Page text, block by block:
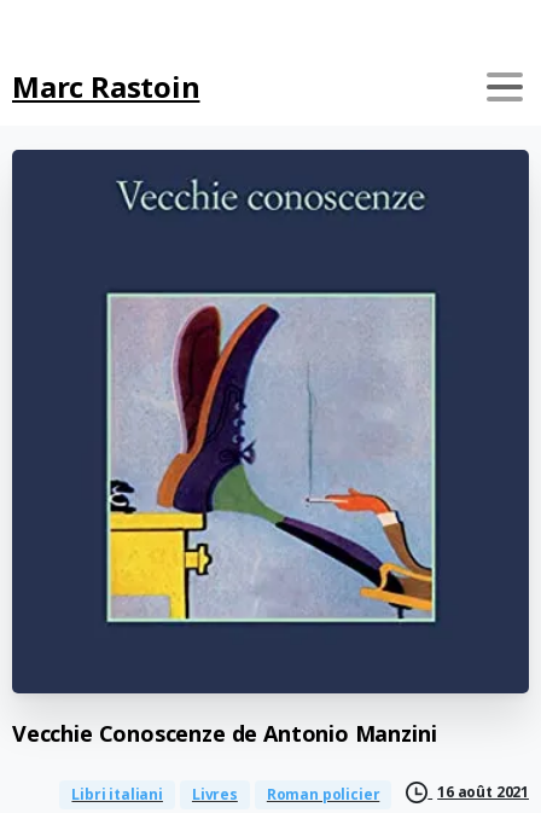
Marc Rastoin
Vecchie Conoscenze de Antonio Manzini
Libri italiani Livres Roman policier 16 août 2021